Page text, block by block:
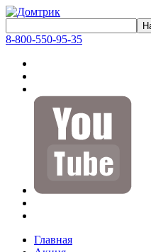
8-800-550-95-35
Главная